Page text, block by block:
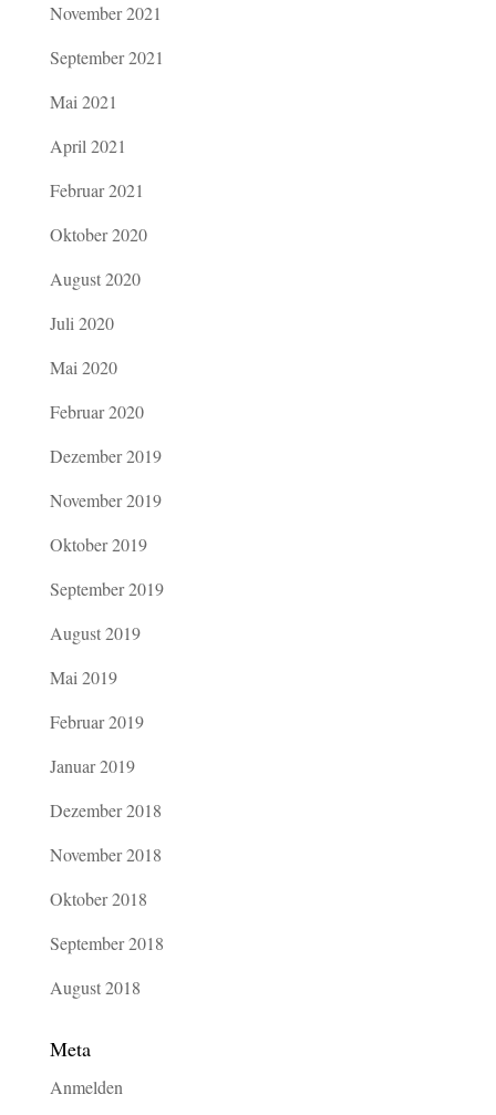
November 2021
September 2021
Mai 2021
April 2021
Februar 2021
Oktober 2020
August 2020
Juli 2020
Mai 2020
Februar 2020
Dezember 2019
November 2019
Oktober 2019
September 2019
August 2019
Mai 2019
Februar 2019
Januar 2019
Dezember 2018
November 2018
Oktober 2018
September 2018
August 2018
Meta
Anmelden